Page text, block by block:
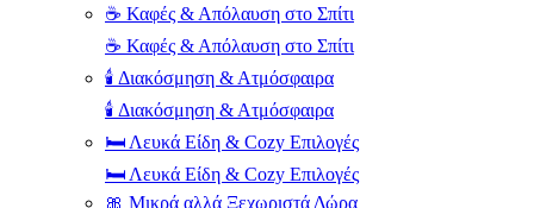
☕ Καφές & Απόλαυση στο Σπίτι
☕ Καφές & Απόλαυση στο Σπίτι
🕯️ Διακόσμηση & Ατμόσφαιρα
🕯️ Διακόσμηση & Ατμόσφαιρα
🛏️ Λευκά Είδη & Cozy Επιλογές
🛏️ Λευκά Είδη & Cozy Επιλογές
🎀 Μικρά αλλά Ξεχωριστά Δώρα